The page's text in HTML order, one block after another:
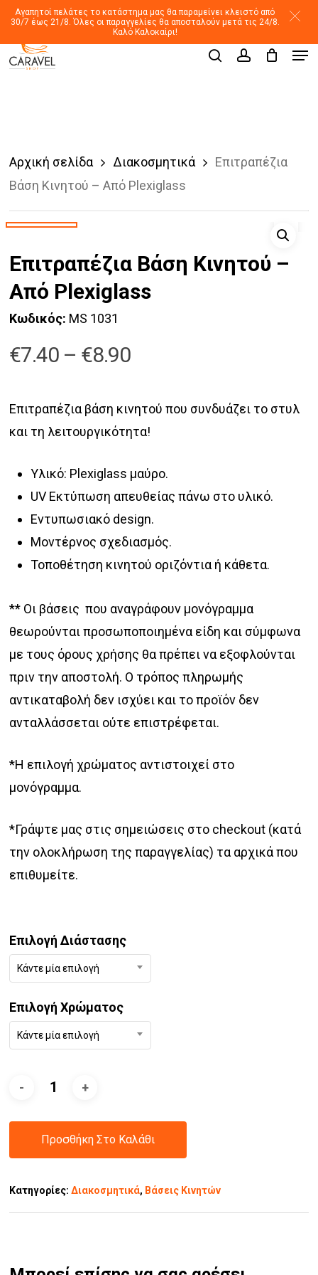
Αγαπητοί πελάτες το κατάστημα μας θα παραμείνει κλειστό από
30/7 έως 21/8. Όλες οι παραγγελίες θα αποσταλούν μετά τις 24/8.
Καλό Καλοκαίρι!
Skip
mainProducts
search
searchaccount
Αρχική σελίδα Διακοσμητικά
Επιτραπέζια
Βάση Κινητού – Από Plexiglass
Επιτραπέζια Βάση Κινητού –
Από Plexiglass
Κωδικός: MS 1031
€7.40 – €8.90Price
€7.40
through
€8.90
Επιτραπέζια βάση κινητού που συνδυάζει το στυλ
και τη λειτουργικότητα!
Υλικό: Plexiglass μαύρο.
UV Εκτύπωση απευθείας πάνω στο υλικό.
Εντυπωσιακό design.
Μοντέρνος σχεδιασμός.
Τοποθέτηση κινητού οριζόντια ή κάθετα.
** Οι βάσεις που αναγράφουν μονόγραμμα
θεωρούνται προσωποποιημένα είδη και σύμφωνα
με τους όρους χρήσης θα πρέπει να εξοφλούνται
πριν την αποστολή. Ο τρόπος πληρωμής
αντικαταβολή δεν ισχύει και το προϊόν δεν
ανταλλάσσεται ούτε επιστρέφεται.
*Η επιλογή χρώματος αντιστοιχεί στο
μονόγραμμα.
*Γράψτε μας στις σημειώσεις στο checkout (κατά
την ολοκλήρωση της παραγγελίας) τα αρχικά που
επιθυμείτε.
Επιλογή Διάστασης
Κάντε μία επιλογή
Επιλογή Χρώματος
Κάντε μία επιλογή
Προσθήκη Στο Καλάθι
Κατηγορίες:Διακοσμητικά, Βάσεις Κινητών